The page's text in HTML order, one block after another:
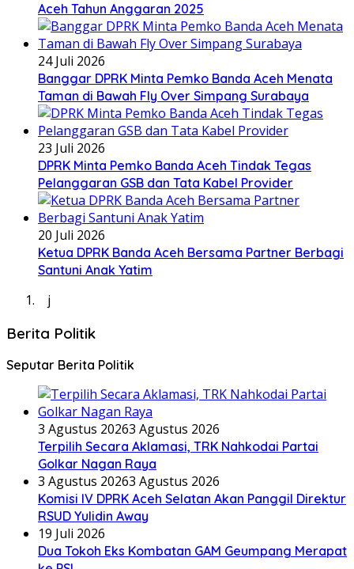
Aceh Tahun Anggaran 2025
24 Juli 2026
Banggar DPRK Minta Pemko Banda Aceh Menata
Taman di Bawah Fly Over Simpang Surabaya
23 Juli 2026
DPRK Minta Pemko Banda Aceh Tindak Tegas
Pelanggaran GSB dan Tata Kabel Provider
20 Juli 2026
Ketua DPRK Banda Aceh Bersama Partner Berbagi
Santuni Anak Yatim
j
Berita Politik
Seputar Berita Politik
3 Agustus 20263 Agustus 2026
Terpilih Secara Aklamasi, TRK Nahkodai Partai
Golkar Nagan Raya
3 Agustus 20263 Agustus 2026
Komisi IV DPRK Aceh Selatan Akan Panggil Direktur
RSUD Yulidin Away
19 Juli 2026
Dua Tokoh Eks Kombatan GAM Geumpang Merapat